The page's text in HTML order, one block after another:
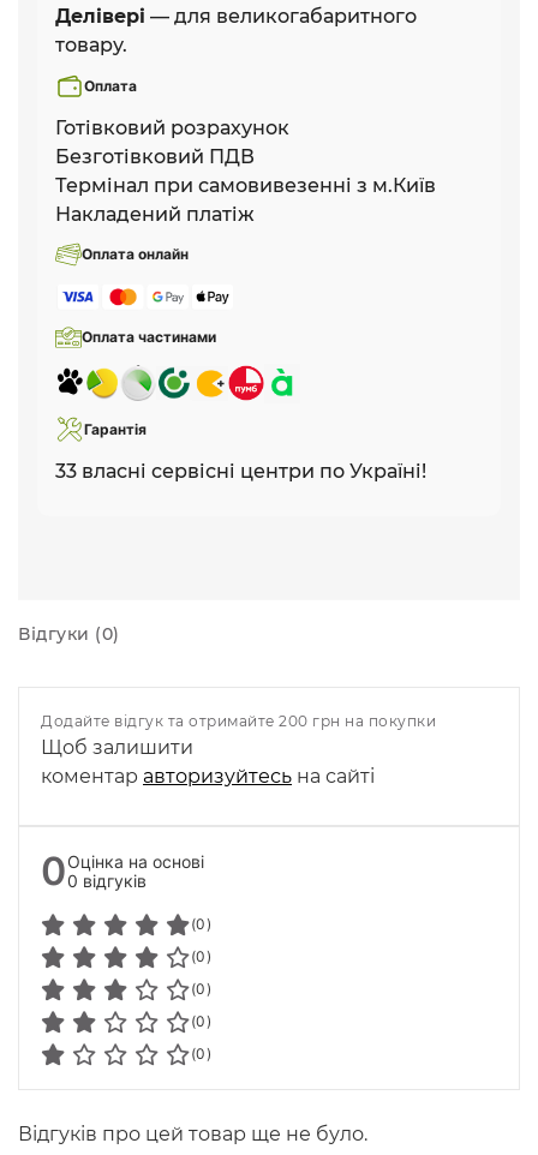
Делівері — для великогабаритного
товару.
Оплата
Готівковий розрахунок
Безготівковий ПДВ
Термінал при самовивезенні з м.Київ
Накладений платіж
Оплата онлайн
Оплата частинами
Гарантія
33 власні сервісні центри по Україні!
Відгуки (0)
Додайте відгук та отримайте 200 грн на покупки
Щоб залишити
коментар авторизуйтесь на сайті
0Оцінка на основі
0 відгуків
(0)
(0)
(0)
(0)
(0)
Відгуків про цей товар ще не було.